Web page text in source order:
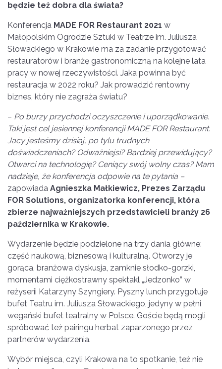
będzie też dobra dla świata?
Konferencja MADE FOR Restaurant 2021 w
Małopolskim Ogrodzie Sztuki w Teatrze im. Juliusza
Słowackiego w Krakowie ma za zadanie przygotować
restauratorów i branżę gastronomiczną na kolejne lata
pracy w nowej rzeczywistości. Jaka powinna być
restauracja w 2022 roku? Jak prowadzić rentowny
biznes, który nie zagraża światu?
– Po burzy przychodzi oczyszczenie i uporządkowanie.
Taki jest cel jesiennej konferencji MADE FOR Restaurant.
Jacy jesteśmy dzisiaj, po tylu trudnych
doświadczeniach? Odważniejsi? Bardziej przewidujący?
Otwarci na technologię? Ceniący swój wolny czas? Mam
nadzieje, że konferencja odpowie na te pytania –
zapowiada Agnieszka Małkiewicz, Prezes Zarządu
FOR Solutions, organizatorka konferencji, która
zbierze najważniejszych przedstawicieli branży 26
października w Krakowie.
Wydarzenie będzie podzielone na trzy dania główne:
część naukową, biznesową i kulturalną. Otworzy je
gorąca, branżowa dyskusja, zamknie słodko-gorzki,
momentami ciężkostrawny spektakl „Jedzonko” w
reżyserii Katarzyny Szyngiery. Pyszny lunch przygotuje
bufet Teatru im. Juliusza Słowackiego, jedyny w pełni
wegański bufet teatralny w Polsce. Goście będą mogli
spróbować też pairingu herbat zaparzonego przez
partnerów wydarzenia.
Wybór miejsca, czyli Krakowa na to spotkanie, też nie